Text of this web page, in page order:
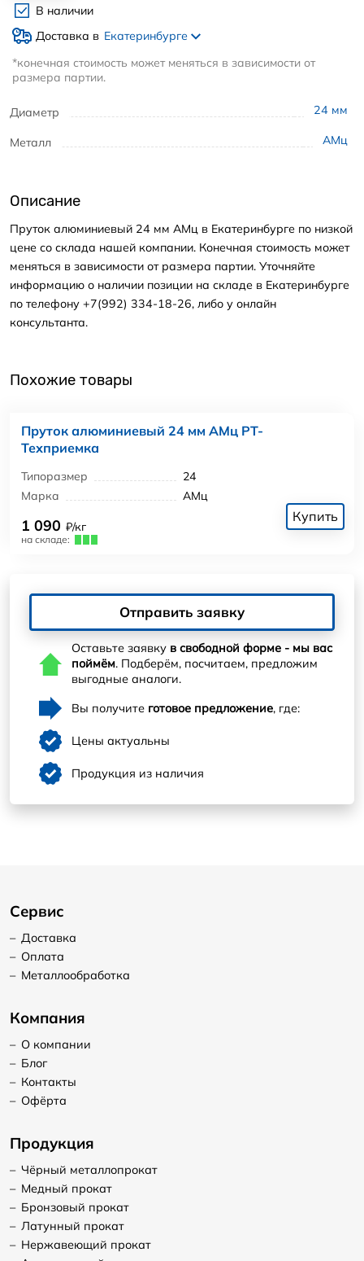
Диаметр 24 мм
Металл АМц
В наличии
Доставка в Екатеринбурге
*конечная стоимость может меняться в зависимости от
размера партии.
Описание
Пруток алюминиевый 24 мм АМц в Екатеринбурге по низкой
цене со склада нашей компании. Конечная стоимость может
меняться в зависимости от размера партии. Уточняйте
информацию о наличии позиции на складе в Екатеринбурге
по телефону +7(992) 334-18-26, либо у онлайн
консультанта.
Похожие товары
Пруток алюминиевый 24 мм АМц РТ-
Техприемка
Типоразмер
24
Марка
АМц
1 090 ₽/кг
на складе:
Купить
Отправить заявку
Оставьте заявку в свободной форме - мы вас
поймём. Подберём, посчитаем, предложим
выгодные аналоги.
Вы получите готовое предложение, где:
Цены актуальны
Продукция из наличия
Сервис
– Доставка
– Оплата
– Металлообработка
Компания
– О компании
– Блог
– Контакты
– Офёрта
Продукция
– Чёрный металлопрокат
– Медный прокат
– Бронзовый прокат
– Латунный прокат
– Нержавеющий прокат